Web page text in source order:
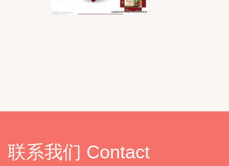
联系我们 Contact